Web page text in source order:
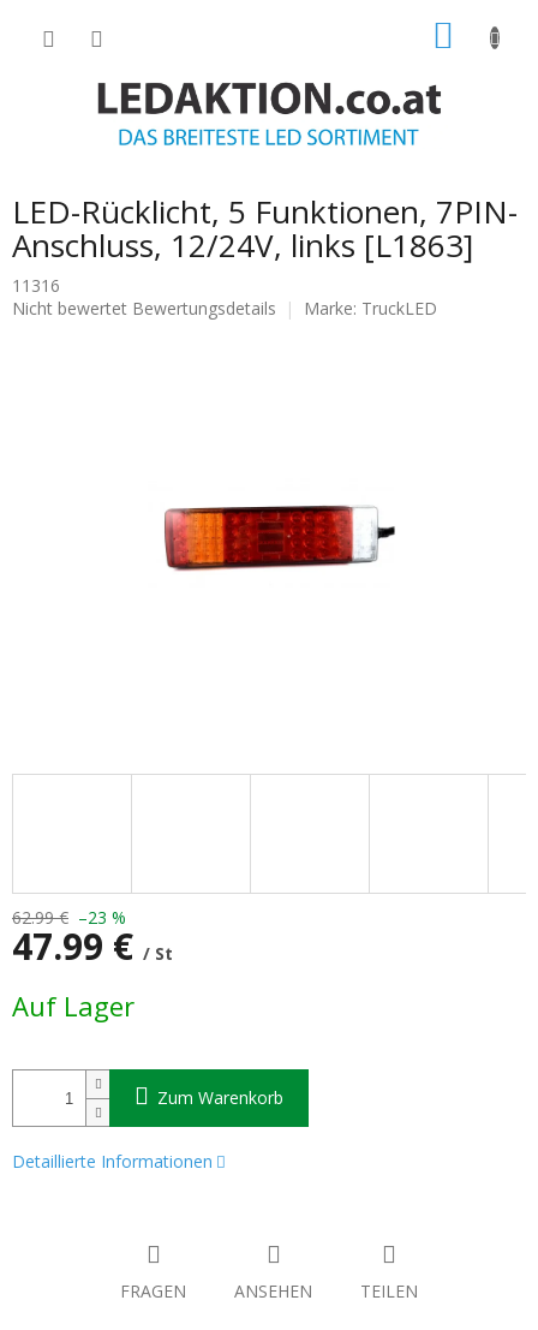
LED-Rücklicht, 5 Funktionen, 7PIN-
Anschluss, 12/24V, links [L1863]
11316
Die
Nicht bewertet Bewertungsdetails Marke: TruckLED
62.99 € –23 %
47.99 € / St
Auf Lager
Zum Warenkorb
Detaillierte Informationen
FRAGEN ANSEHEN TEILEN